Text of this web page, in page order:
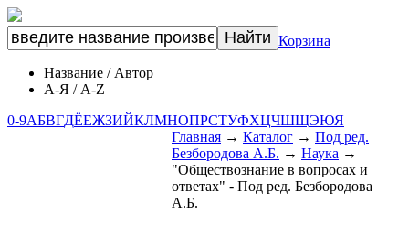
Корзина
Название / Автор
А-Я / A-Z
0-9АБВГДЁЕЖЗИЙКЛМНОПРСТУФХЦЧШЩЭЮЯ
Главная → Каталог → Под ред.
Безбородова А.Б. → Наука →
"Обществознание в вопросах и
ответах" - Под ред. Безбородова
А.Б.